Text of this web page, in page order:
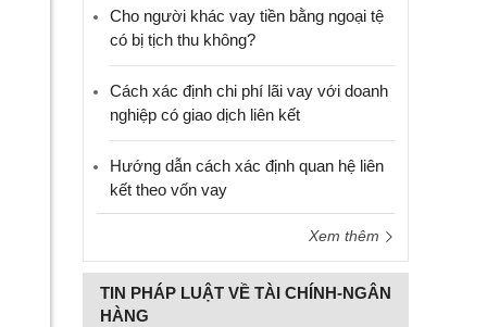
Cho người khác vay tiền bằng ngoại tệ
có bị tịch thu không?
Cách xác định chi phí lãi vay với doanh
nghiệp có giao dịch liên kết
Hướng dẫn cách xác định quan hệ liên
kết theo vốn vay
Xem thêm
TIN PHÁP LUẬT VỀ TÀI CHÍNH-NGÂN
HÀNG